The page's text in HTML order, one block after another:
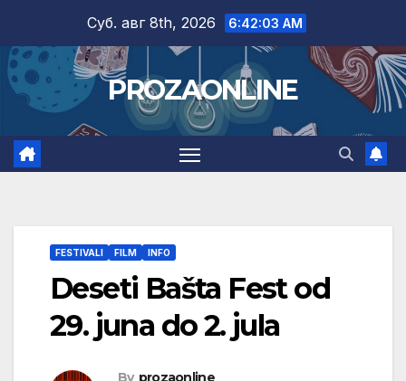
content
Суб. авг 8th, 2026 6:42:04 AM
PROZAONLINE
FESTIVALI FILM INFO
Deseti Bašta Fest od
29. juna do 2. jula
By prozaonline